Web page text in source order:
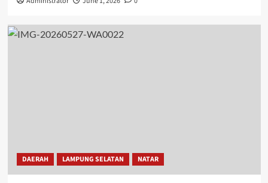
DAERAH LAMPUNG SELATAN NATAR